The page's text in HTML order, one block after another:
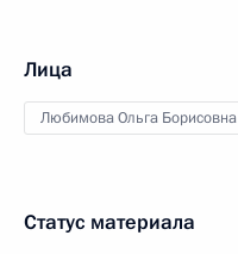
Лица
Любимова Ольга Борисовна
Статус материала